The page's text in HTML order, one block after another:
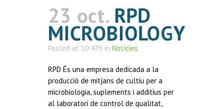
23 oct. RPD
MICROBIOLOGY
Posted at 10:47h in Notícies
RPD És una empresa dedicada a la
producció de mitjans de cultiu per a
microbiologia, suplements i additius per
al laboratori de control de qualitat,